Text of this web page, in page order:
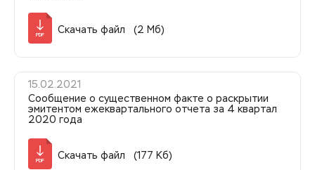
PDF
Скачать файл (2 Мб)
15.02.2021
Сообщение о существенном факте о раскрытии
эмитентом ежеквартального отчета за 4 квартал
2020 года
PDF
Скачать файл (177 Кб)